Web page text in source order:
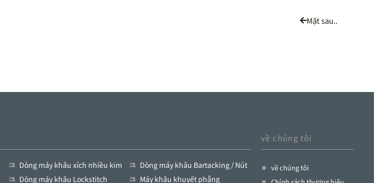
Mặt sau..
Dòng máy khâu xích nhiều kim
Dòng máy khâu Lockstitch
Dòng máy khâu Bartacking / Nút
Máy khâu khuyết phẳng
về chúng tôi
về chúng tôi